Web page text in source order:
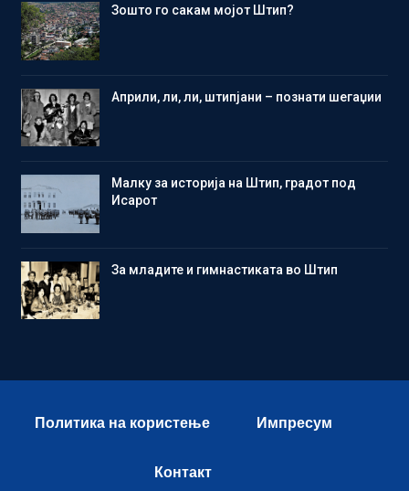
Зошто го сакам мојот Штип?
Aприли, ли, ли, штипјани – познати шегаџии
Малку за историја на Штип, градот под
Исарот
Зa младите и гимнастиката во Штип
Политика на користење Импресум
Контакт